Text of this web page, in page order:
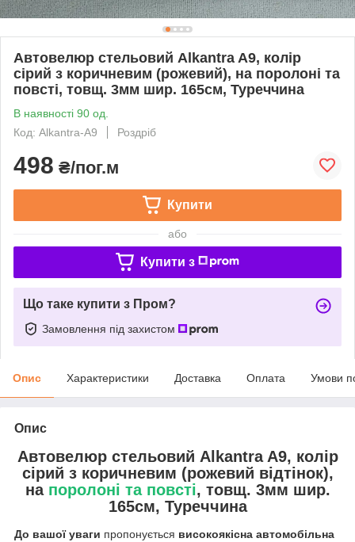
Автовелюр стельовий Alkantra A9, колір
сірий з коричневим (рожевий), на поролоні та
повсті, товщ. 3мм шир. 165см, Туреччина
В наявності 90 од.
Код: Alkantra-A9
Роздріб
498 ₴/пог.м
Купити
або
Купити з
Що таке купити з Пром?
Замовлення під захистом
Опис Характеристики Доставка Оплата Умови
Опис
Автовелюр стельовий Alkantra A9, колір
сірий з коричневим (рожевий відтінок),
на поролоні та повсті, товщ. 3мм шир.
165см, Туреччина
До вашої уваги пропонується високоякісна автомобільна